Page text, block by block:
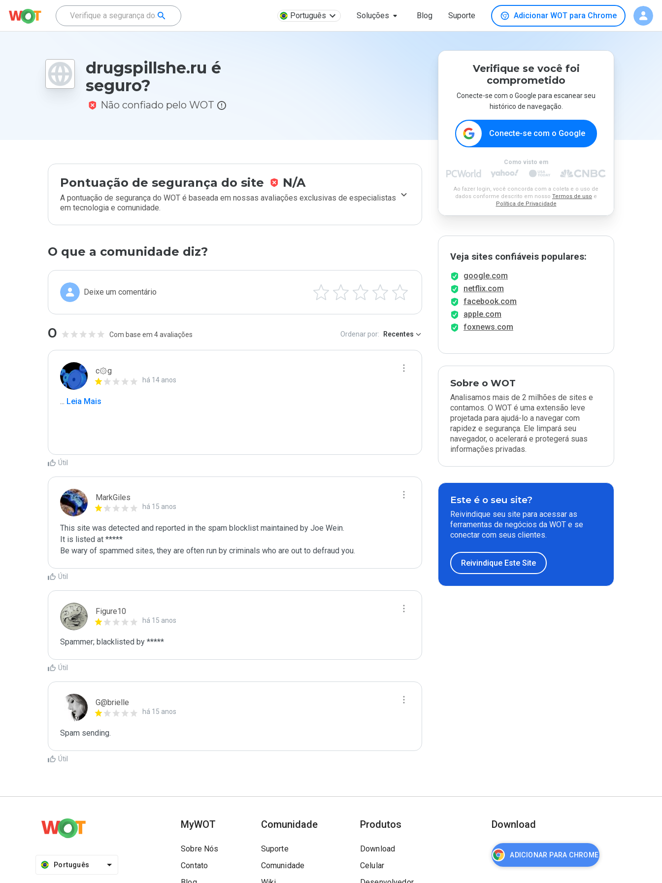
Português Soluções Blog Suporte Adicionar WOT para Chrome
drugspillshe.ru é
seguro?
Não confiado pelo WOT
Pontuação de segurança do site N/A
A pontuação de segurança do WOT é baseada em nossas avaliações exclusivas de especialistas
em tecnologia e comunidade.
O que a comunidade diz?
Deixe um comentário
0 Com base em 4 avaliações Ordenar por: Recentes
c۞g
há 14 anos
... Leia Mais
Útil
MarkGiles
há 15 anos
This site was detected and reported in the spam blocklist maintained by Joe Wein.
It is listed at *****
Be wary of spammed sites, they are often run by criminals who are out to defraud you.
Útil
Figure10
há 15 anos
Spammer; blacklisted by *****
Útil
G@brielle
há 15 anos
Spam sending.
Útil
Verifique se você foi
comprometido
Conecte-se com o Google para escanear seu
histórico de navegação.
Conecte-se com o Google
Como visto em
Ao fazer login, você concorda com a coleta e o uso de
dados conforme descrito em nosso Termos de uso e
Política de Privacidade
Veja sites confiáveis populares:
google.com
netflix.com
facebook.com
apple.com
foxnews.com
Sobre o WOT
Analisamos mais de 2 milhões de sites e
contamos. O WOT é uma extensão leve
projetada para ajudá-lo a navegar com
rapidez e segurança. Ele limpará seu
navegador, o acelerará e protegerá suas
informações privadas.
Este é o seu site?
Reivindique seu site para acessar as
ferramentas de negócios da WOT e se
conectar com seus clientes.
Reivindique Este Site
Português
MyWOT
Sobre Nós
Contato
Comunidade
Suporte
Comunidade
Produtos
Download
Celular
Download
ADICIONAR PARA CHROME